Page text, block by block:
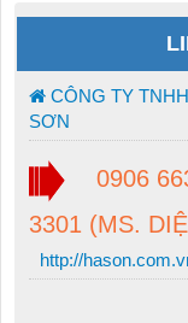
CÔNG TY
SƠN
0906
3301 (MS.
http://